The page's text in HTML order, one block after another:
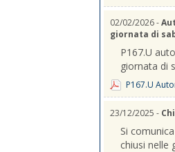
02/02/2026 -
giornata di
P167.U
giornata di
P167.U
23/12/2025 -
Si
chiusi nelle